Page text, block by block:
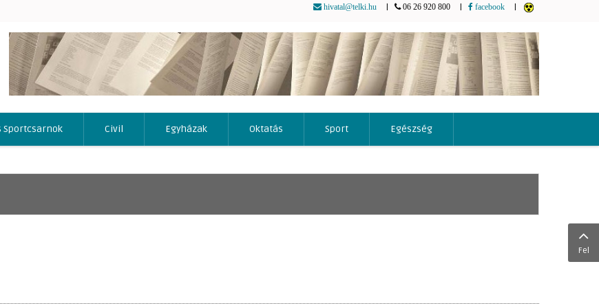
hivatal@telki.hu 06 26 920 800 facebook
Sportcsarnok Civil Egyházak Oktatás Sport Egészség
Fel